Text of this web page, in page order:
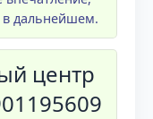
дальнейшем.
центр